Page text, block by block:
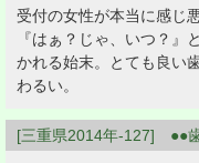
受付の女性が本当に感じ
『はぁ？じゃ、いつ？』
かれる始末。とても良い
わるい。
[三重県2014年-127] ●●